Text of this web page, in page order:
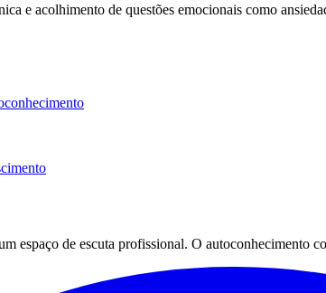
e acolhimento de questões emocionais como
espaço de escuta profissional. O autoconhecimento